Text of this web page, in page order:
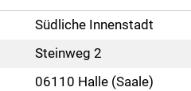
Südliche Innenstadt
Steinweg 2
06110 Halle (Saale)